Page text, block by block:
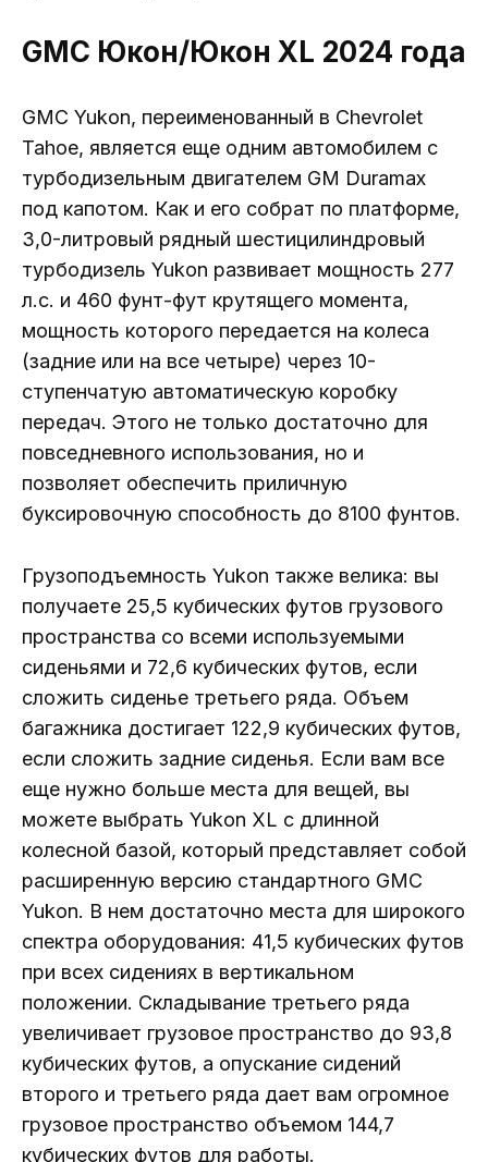
GMC Юкон/Юкон XL 2024 года
GMC Yukon, переименованный в Chevrolet
Tahoe, является еще одним автомобилем с
турбодизельным двигателем GM Duramax
под капотом. Как и его собрат по платформе,
3,0-литровый рядный шестицилиндровый
турбодизель Yukon развивает мощность 277
л.с. и 460 фунт-фут крутящего момента,
мощность которого передается на колеса
(задние или на все четыре) через 10-
ступенчатую автоматическую коробку
передач. Этого не только достаточно для
повседневного использования, но и
позволяет обеспечить приличную
буксировочную способность до 8100 фунтов.
Грузоподъемность Yukon также велика: вы
получаете 25,5 кубических футов грузового
пространства со всеми используемыми
сиденьями и 72,6 кубических футов, если
сложить сиденье третьего ряда. Объем
багажника достигает 122,9 кубических футов,
если сложить задние сиденья. Если вам все
еще нужно больше места для вещей, вы
можете выбрать Yukon XL с длинной
колесной базой, который представляет собой
расширенную версию стандартного GMC
Yukon. В нем достаточно места для широкого
спектра оборудования: 41,5 кубических футов
при всех сидениях в вертикальном
положении. Складывание третьего ряда
увеличивает грузовое пространство до 93,8
кубических футов, а опускание сидений
второго и третьего ряда дает вам огромное
грузовое пространство объемом 144,7
кубических футов для работы.